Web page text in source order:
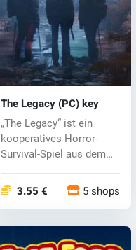
The Legacy (PC) key
„The Legacy“ ist ein
kooperatives Horror-
Survival-Spiel aus dem
3.55 € 5 shops